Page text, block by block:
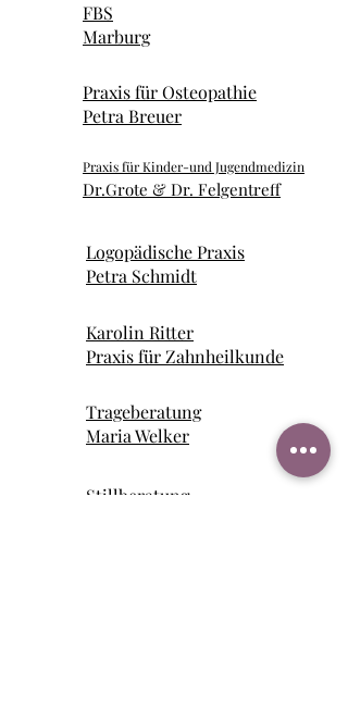
FBS
Marburg
Praxis für Osteopathie
Petra Breuer
Praxis für Kinder-und Jugendmedizin
Dr.Grote & Dr. Felgentreff
Logopädische Praxis
Petra Schmidt
Karolin Ritter
Praxis für Zahnheilkunde
Trageberatung
Maria Welker
Stillberatung